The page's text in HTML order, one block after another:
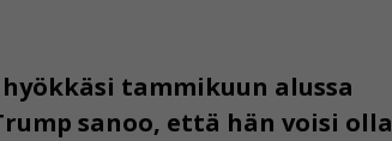
tammikuun alussa
sanoo, että hän voisi olla